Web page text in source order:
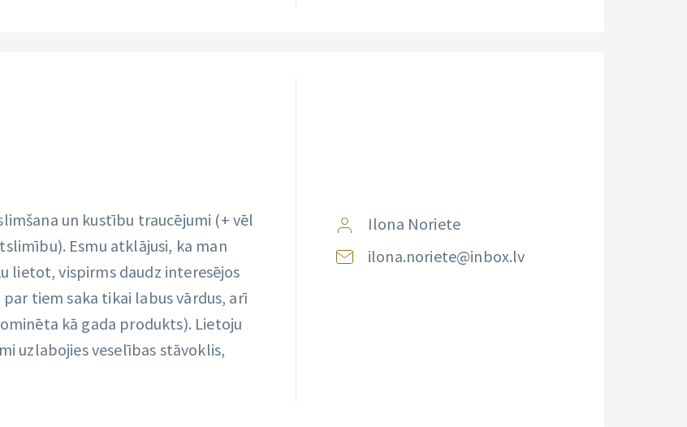
un kustību traucējumi (+ vēl
Esmu atklājusi, ka man
lietot, vispirms daudz interesējos
tiem saka tikai labus vārdus, arī
kā gada produkts). Lietoju
uzlabojies veselības stāvoklis,
Ilona Noriete
ilona.noriete@inbox.lv